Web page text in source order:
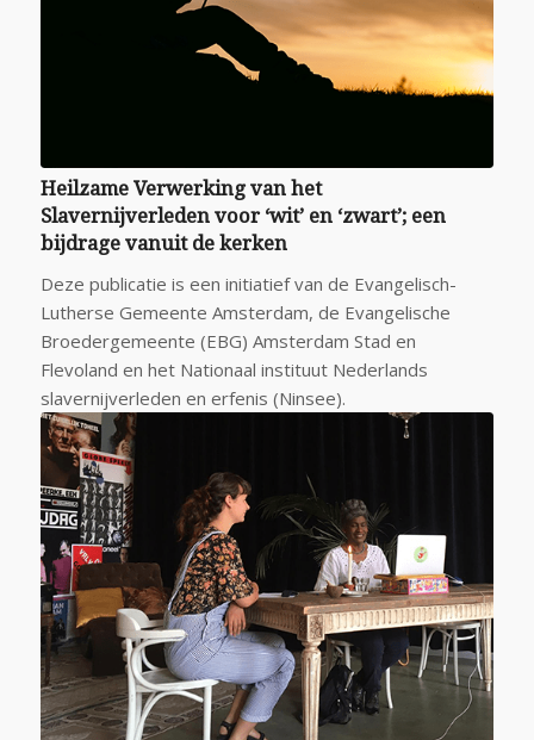
Heilzame Verwerking van het
Slavernijverleden voor ‘wit’ en ‘zwart’; een
bijdrage vanuit de kerken
Deze publicatie is een initiatief van de Evangelisch-
Lutherse Gemeente Amsterdam, de Evangelische
Broedergemeente (EBG) Amsterdam Stad en
Flevoland en het Nationaal instituut Nederlands
slavernijverleden en erfenis (Ninsee).